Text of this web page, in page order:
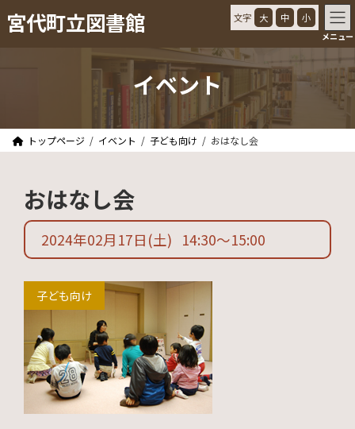
ン
プ
ビ
動
宮代町立図書館 文字 大 中 小
メニュー
イベント
トップページ イベント 子ども向け おはなし会
おはなし会
2024年02月17日 (土) 14:30〜15:00
子ども向け